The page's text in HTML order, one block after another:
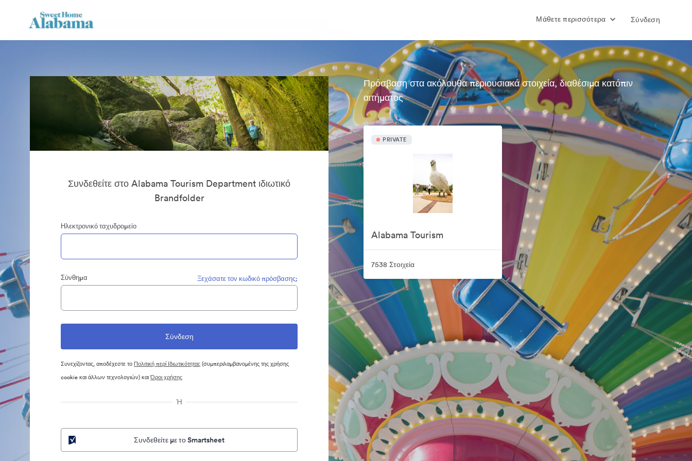
Μάθετε περισσότερα Σύνδεση
Συνδεθείτε στο Alabama Tourism Department ιδιωτικό
Brandfolder
Ηλεκτρονικό ταχυδρομείο
Σύνθημα Ξεχάσατε τον κωδικό πρόσβασης;
Συνεχίζοντας, αποδέχεστε το Πολιτική περί Ιδιωτικότητας(συμπεριλαμβανομένης της χρήσης
cookie και άλλων τεχνολογιών) καιΌροι χρήσης
Ή
Συνδεθείτε με το Smartsheet
Πρόσβαση στα ακόλουθα περιουσιακά στοιχεία, διαθέσιμα κατόπιν
αιτήματος
PRIVATE
Alabama Tourism
7538 Στοιχεία